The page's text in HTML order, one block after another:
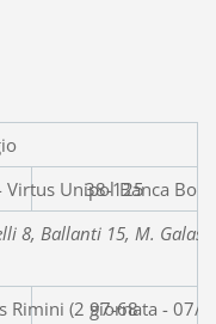
- Virtus
38-125
8, Ballanti 15, M.
Rimini (2 giornata - 07/
97-68